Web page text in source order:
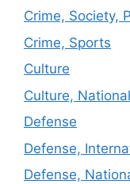
Crime, Society,
Crime, Sports
Culture
Culture, National
Defense
Defense,
Defense,